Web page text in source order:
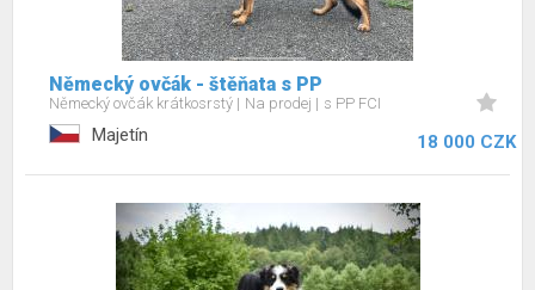
Německý ovčák - štěňata s PP
Německý ovčák krátkosrstý Na prodej s PP FCI
Majetín 18 000 CZK